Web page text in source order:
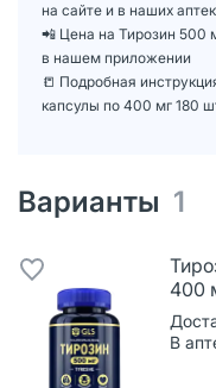
на сайте и в наших
📲 Цена на Тирозин 500
в нашем приложении
📒 Подробная
капсулы по 400 мг 180
Варианты 1
400
В